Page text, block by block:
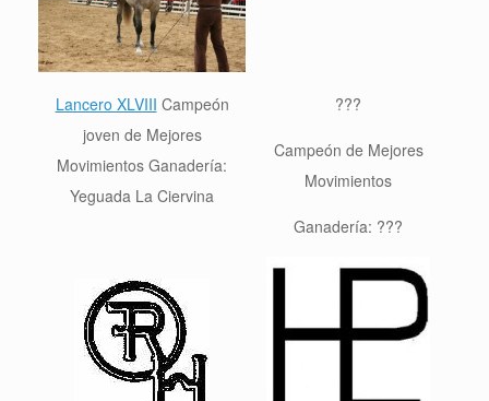
Lancero XLVIII Campeón
joven de Mejores
Movimientos Ganadería:
Yeguada La Ciervina
???
Campeón de Mejores
Movimientos
Ganadería: ???